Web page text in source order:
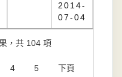
2014-
07-04
，共 104 項
4 5 下頁